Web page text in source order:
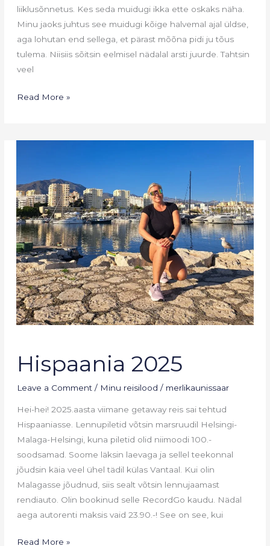
liiklusõnnetus. Kes seda muidugi ikka ette oskaks näha.
Minu jaoks juhtus see muidugi kõige halvemal ajal üldse,
aga lohutan end sellega, et pärast mõõna pidi ju tõus
tulema. Niisiis sõitsin eelmisel nädalal arsti juurde. Tahtsin
veel
Read More »
Hispaania 2025
Leave a Comment / Minu reisilood / merlikaunissaar
Hei-hei! 2025.aasta viimane getaway reis sai tehtud
Hispaaniasse. Lennupiletid võtsin marsruudil Helsingi-
Malaga-Helsingi, kuna piletid olid niimoodi 100.-
soodsamad. Soome läksin laevaga ja sellel teekonnal
jõudsin käia veel ühel tädil külas Vantaal. Kui olin
Malagasse jõudnud, siis sealt võtsin lennujaamast
rendiauto. Olin bookinud selle RecordGo kaudu. Nädal
aega autorenti maksis vaid 23.90.-! See on see, kui
2025
Read More »